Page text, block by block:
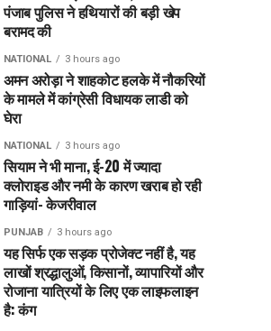
पंजाब पुलिस ने हथियारों की बड़ी खेप
बरामद की
NATIONAL 3 hours ago
अमन अरोड़ा ने शाहकोट हलके में नौकरियों
के मामले में कांग्रेसी विधायक लाडी को
घेरा
NATIONAL 3 hours ago
सियाम ने भी माना, ई-20 में ज्यादा
क्लोराइड और नमी के कारण खराब हो रही
गाड़ियां- केजरीवाल
PUNJAB 3 hours ago
यह सिर्फ एक सड़क प्रोजेक्ट नहीं है, यह
लाखों श्रद्धालुओं, किसानों, व्यापारियों और
रोजाना यात्रियों के लिए एक लाइफलाइन
है: कंग